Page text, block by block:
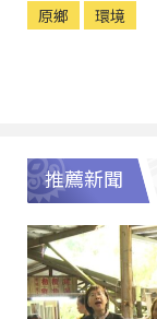
原鄉 環境
推薦新聞